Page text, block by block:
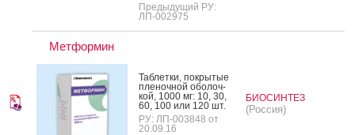
Предыдущий РУ:
ЛП-002975
Метформин
Таб­летки, пок­ры­тые
пле­ноч­ной обо­лоч­
кой, 1000 мг: 10, 30,
60, 100 или 120 шт.
РУ: ЛП-003848 от
20.09.16
БИОСИНТЕЗ
(Россия)